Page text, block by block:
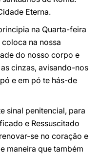
Eterna.
na Quarta-feira
na nossa
do nosso corpo e
cinzas, avisando-nos
e em pó te hás-de
sinal penitencial, para
e Ressuscitado
se no coração e
maneira que também